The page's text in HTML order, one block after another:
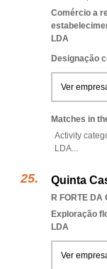
Comércio a
LDA
Designação
Ver
Matches in
Activity
LDA...
Quinta
R FORTE DA
Exploração
LDA
Ver